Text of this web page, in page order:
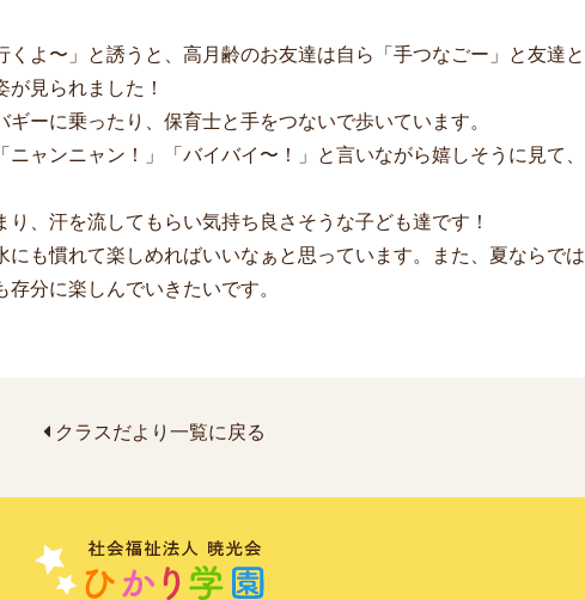
よ〜」と誘うと、高月齢のお友達は自ら「手つなごー」と友達と
見られました！
ーに乗ったり、保育士と手をつないで歩いています。
ャンニャン！」「バイバイ〜！」と言いながら嬉しそうに見て、
、汗を流してもらい気持ち良さそうな子ども達です！
も慣れて楽しめればいいなぁと思っています。また、夏ならでは
分に楽しんでいきたいです。
クラスだより一覧に戻る